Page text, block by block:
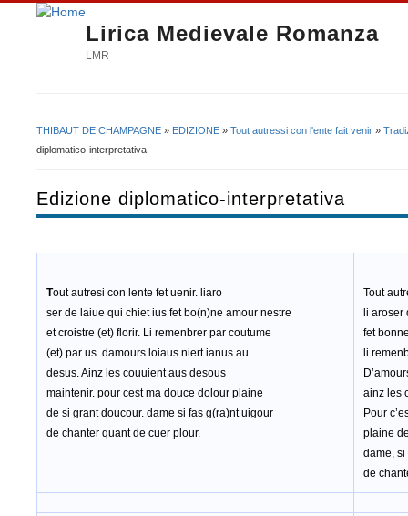
Lirica Medievale Romanza
LMR
Tu sei qui
THIBAUT DE CHAMPAGNE » EDIZIONE » Tout autressi con l'ente fait venir »
diplomatico-interpretativa
Edizione diplomatico-interpretativa
Tout autresi con lente fet uenir. liaro
ser de laiue qui chiet ius fet bo(n)ne amour nestre
et croistre (et) florir. Li remenbrer par coutume
(et) par us. damours loiaus niert ianus au
desus. Ainz les couuient aus desous
maintenir. pour cest ma douce dolour plaine
de si grant doucour. dame si fas g(ra)nt uigour
de chanter quant de cuer plour.
Tout
li aroser
fet
li
ainz les
Pour
plaine
dame, si
de